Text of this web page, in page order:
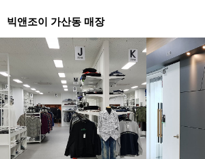
빅앤조이 가산동 매장